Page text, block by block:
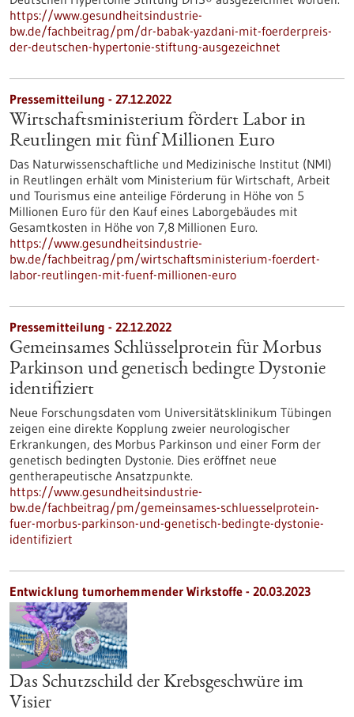
https://www.gesundheitsindustrie-
bw.de/fachbeitrag/pm/dr-babak-yazdani-mit-foerderpreis-
der-deutschen-hypertonie-stiftung-ausgezeichnet
Pressemitteilung - 27.12.2022
Wirtschaftsministerium fördert Labor in
Reutlingen mit fünf Millionen Euro
Das Naturwissenschaftliche und Medizinische Institut (NMI)
in Reutlingen erhält vom Ministerium für Wirtschaft, Arbeit
und Tourismus eine anteilige Förderung in Höhe von 5
Millionen Euro für den Kauf eines Laborgebäudes mit
Gesamtkosten in Höhe von 7,8 Millionen Euro.
https://www.gesundheitsindustrie-
bw.de/fachbeitrag/pm/wirtschaftsministerium-foerdert-
labor-reutlingen-mit-fuenf-millionen-euro
Pressemitteilung - 22.12.2022
Gemeinsames Schlüsselprotein für Morbus
Parkinson und genetisch bedingte Dystonie
identifiziert
Neue Forschungsdaten vom Universitätsklinikum Tübingen
zeigen eine direkte Kopplung zweier neurologischer
Erkrankungen, des Morbus Parkinson und einer Form der
genetisch bedingten Dystonie. Dies eröffnet neue
gentherapeutische Ansatzpunkte.
https://www.gesundheitsindustrie-
bw.de/fachbeitrag/pm/gemeinsames-schluesselprotein-
fuer-morbus-parkinson-und-genetisch-bedingte-dystonie-
identifiziert
Entwicklung tumorhemmender Wirkstoffe - 20.03.2023
Das Schutzschild der Krebsgeschwüre im
Visier